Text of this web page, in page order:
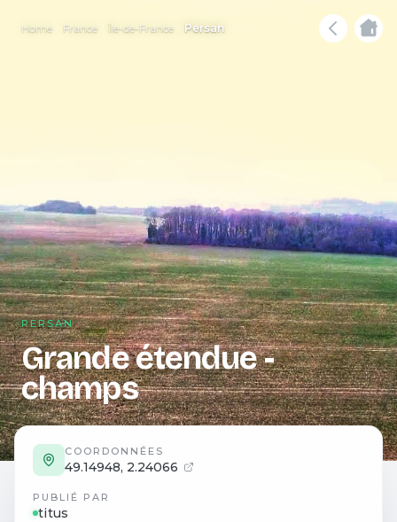
Home France Île-de-France Persan
PERSAN
Grande étendue -
champs
COORDONNÉES
49.14948, 2.24066
PUBLIÉ PAR
titus